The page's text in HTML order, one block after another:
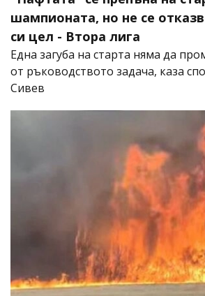
шампионата, но не се
си цел - Втора лига
Една загуба на старта няма да
от ръководството задача, каза
Сивев